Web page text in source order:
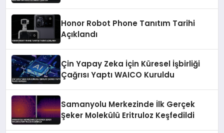
Honor Robot Phone Tanıtım Tarihi
Açıklandı
Çin Yapay Zeka İçin Küresel İşbirliği
Çağrısı Yaptı WAICO Kuruldu
Samanyolu Merkezinde İlk Gerçek
Şeker Molekülü Eritruloz Keşfedildi